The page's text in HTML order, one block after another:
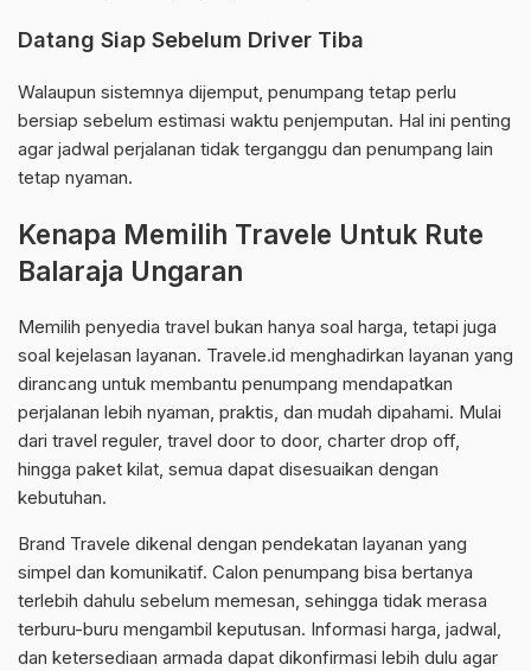
Datang Siap Sebelum Driver Tiba
Walaupun sistemnya dijemput, penumpang tetap perlu
bersiap sebelum estimasi waktu penjemputan. Hal ini penting
agar jadwal perjalanan tidak terganggu dan penumpang lain
tetap nyaman.
Kenapa Memilih Travele Untuk Rute
Balaraja Ungaran
Memilih penyedia travel bukan hanya soal harga, tetapi juga
soal kejelasan layanan. Travele.id menghadirkan layanan yang
dirancang untuk membantu penumpang mendapatkan
perjalanan lebih nyaman, praktis, dan mudah dipahami. Mulai
dari travel reguler, travel door to door, charter drop off,
hingga paket kilat, semua dapat disesuaikan dengan
kebutuhan.
Brand Travele dikenal dengan pendekatan layanan yang
simpel dan komunikatif. Calon penumpang bisa bertanya
terlebih dahulu sebelum memesan, sehingga tidak merasa
terburu-buru mengambil keputusan. Informasi harga, jadwal,
dan ketersediaan armada dapat dikonfirmasi lebih dulu agar